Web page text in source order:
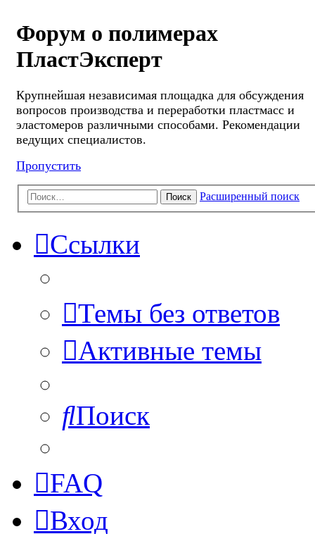
Форум о полимерах
ПластЭксперт
Крупнейшая независимая площадка для обсуждения
вопросов производства и переработки пластмасс и
эластомеров различными способами. Рекомендации
ведущих специалистов.
Пропустить
Поиск Расширенный поиск
Ссылки
Темы без ответов
Активные темы
Поиск
FAQ
Вход